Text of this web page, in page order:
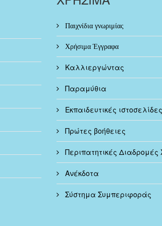
Παιχνίδια γνωριμίας
Χρήσιμα Έγγραφα
Καλλιεργώντας
Παραμύθια
Εκπαιδευτικές ιστοσελίδες
Πρώτες βοήθειες
Περιπατητικές Διαδρομές
Ανέκδοτα
Σύστημα Συμπεριφοράς